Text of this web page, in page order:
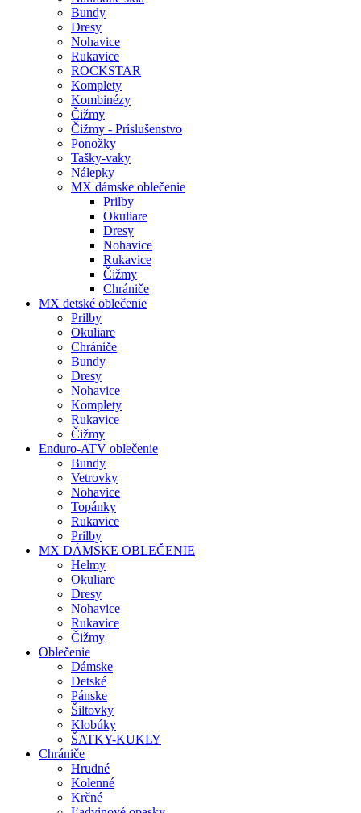
Bundy
Dresy
Nohavice
Rukavice
ROCKSTAR
Komplety
Kombinézy
Čižmy
Čižmy - Príslušenstvo
Ponožky
Tašky-vaky
Nálepky
MX dámske oblečenie
Prilby
Okuliare
Dresy
Nohavice
Rukavice
Čižmy
Chrániče
MX detské oblečenie
Prilby
Okuliare
Chrániče
Bundy
Dresy
Nohavice
Komplety
Rukavice
Čižmy
Enduro-ATV oblečenie
Bundy
Vetrovky
Nohavice
Topánky
Rukavice
Prilby
MX DÁMSKE OBLEČENIE
Helmy
Okuliare
Dresy
Nohavice
Rukavice
Čižmy
Oblečenie
Dámske
Detské
Pánske
Šiltovky
Klobúky
ŠATKY-KUKLY
Chrániče
Hrudné
Kolenné
Krčné